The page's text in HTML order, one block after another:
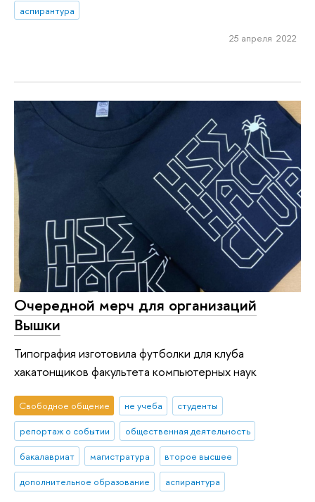
аспирантура
25 апреля 2022
Очередной мерч для организаций
Вышки
Типография изготовила футболки для клуба
хакатонщиков факультета компьютерных наук
Свободное общение не учеба
студенты
репортаж о событии
общественная деятельность
бакалавриат
магистратура
второе высшее
дополнительное образование
аспирантура